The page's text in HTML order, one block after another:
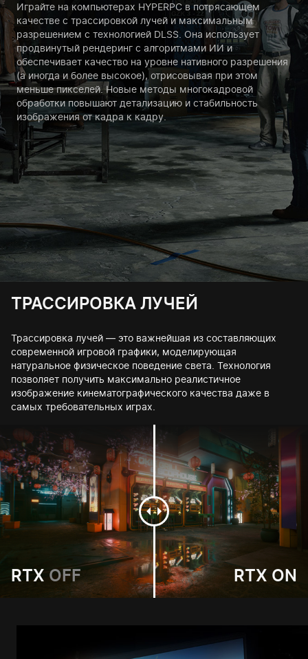
Играйте на компьютерах HYPERPC в потрясающем
качестве с трассировкой лучей и максимальным
разрешением с технологией DLSS. Она использует
продвинутый рендеринг с алгоритмами ИИ и
обеспечивает качество на уровне нативного разрешения
(а иногда и более высокое), отрисовывая при этом
меньше пикселей. Новые методы многокадровой
обработки повышают детализацию и стабильность
изображения от кадра к кадру.
ТРАССИРОВКА ЛУЧЕЙ
Трассировка лучей — это важнейшая из составляющих
современной игровой графики, моделирующая
натуральное физическое поведение света. Технология
позволяет получить максимально реалистичное
изображение кинематографического качества даже в
самых требовательных играх.
RTX OFF RTX ON